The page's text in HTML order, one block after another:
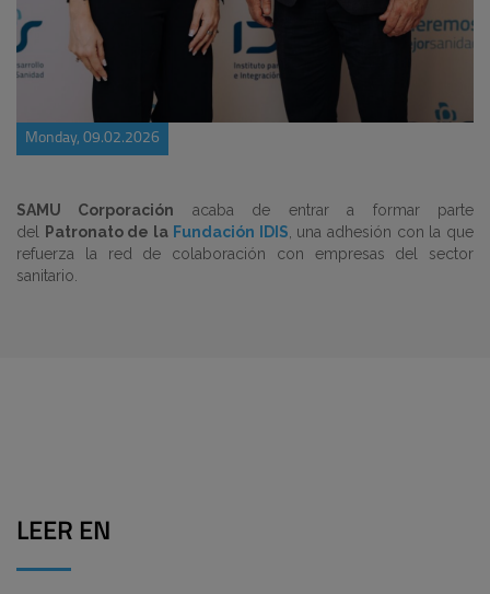
Monday, 09.02.2026
SAMU Corporación acaba de entrar a formar parte
del
Patronato de la Fundación IDIS , una adhesión con la que
refuerza la red de colaboración con empresas del sector
sanitario.
LEER EN